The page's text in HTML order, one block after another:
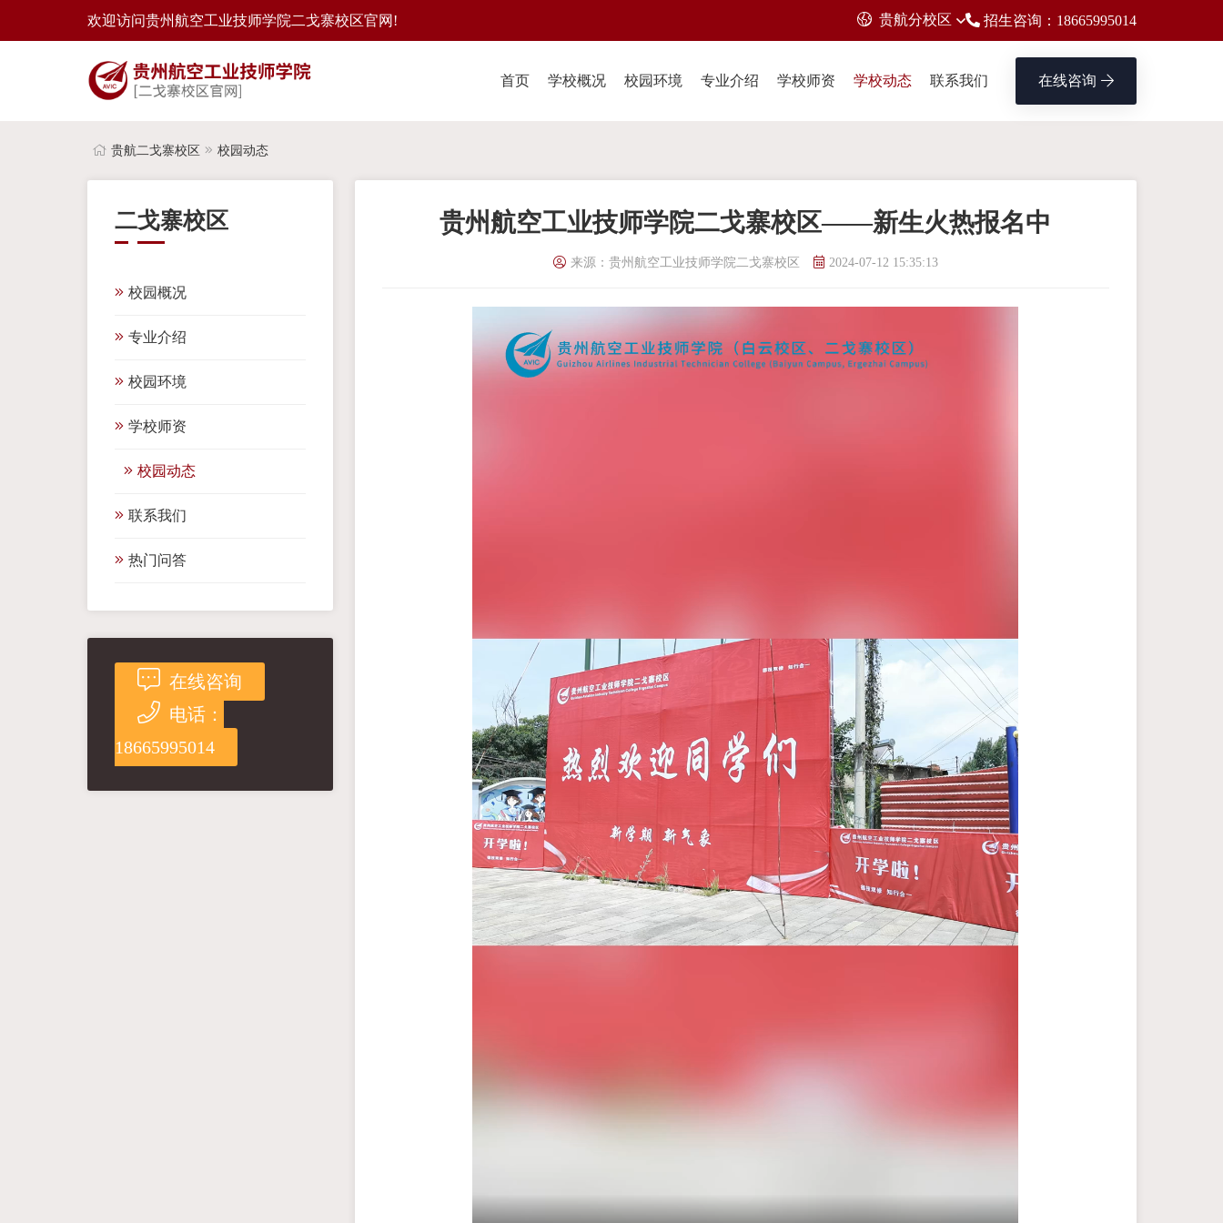
欢迎访问贵州航空工业技师学院二戈寨校区官网! 贵航分校区 招生咨询：18665995014
首页 学校概况 校园环境 专业介绍 学校师资 学校动态 联系我们 在线咨询
贵航二戈寨校区 校园动态
二戈寨校区
校园概况
专业介绍
校园环境
学校师资
校园动态
联系我们
热门问答
在线咨询
电话：
18665995014
贵州航空工业技师学院二戈寨校区——新生火热报名中
来源：贵州航空工业技师学院二戈寨校区 2024-07-12 15:35:13